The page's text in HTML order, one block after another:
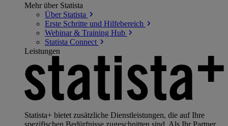
Mehr über Statista
Über Statista
Erste Schritte und Hilfebereich
Webinar & Training Hub
Statista Connect
Leistungen
Statista+ bietet zusätzliche Dienstleistungen, die auf Ihre
spezifischen Bedürfnisse zugeschnitten sind. Als Ihr Partner